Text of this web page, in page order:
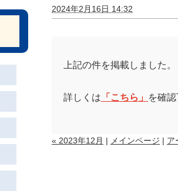
2024年2月16日 14:32
上記の件を掲載しました。
詳しくは 「こちら」 を確認
« 2023年12月 | メインページ | ア